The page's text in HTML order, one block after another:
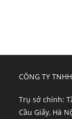
CÔNG TY
Trụ sở chính:
Cầu Giấy, Hà